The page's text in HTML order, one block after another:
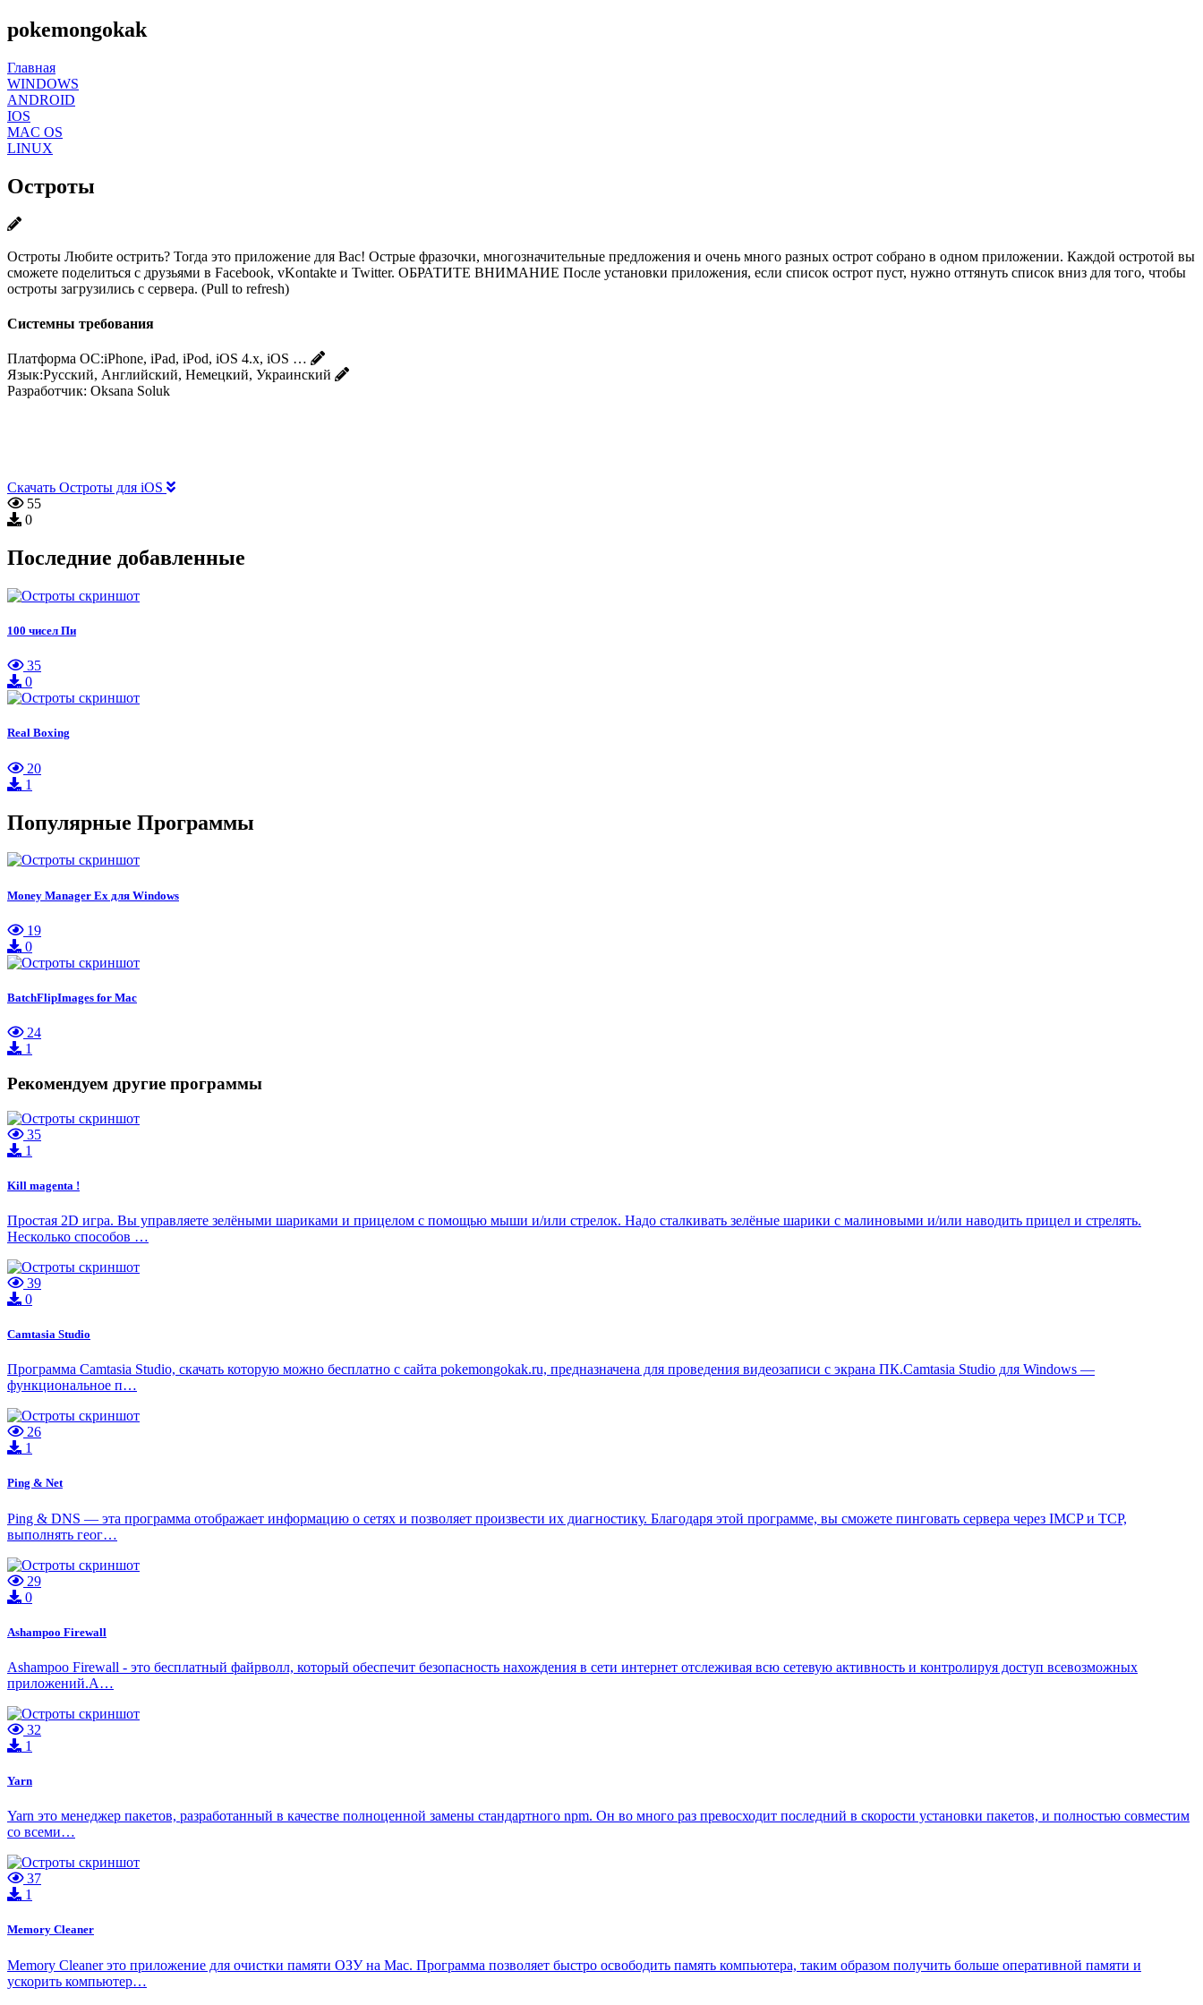
pokemongokak
Главная
WINDOWS
ANDROID
IOS
MAC OS
LINUX
Остроты
Остроты Любите острить? Тогда это приложение для Вас! Острые фразочки, многозначительные предложения и очень много разных острот собрано в одном приложении. Каждой остротой вы
сможете поделиться с друзьями в Facebook, vKontakte и Twitter. ОБРАТИТЕ ВНИМАНИЕ После установки приложения, если список острот пуст, нужно оттянуть список вниз для того, чтобы
остроты загрузились с сервера. (Pull to refresh)
Системны требования
Платформа ОС:iPhone, iPad, iPod, iOS 4.x, iOS …
Язык:Русский, Английский, Немецкий, Украинский
Разработчик: Oksana Soluk
Скачать Остроты для iOS
55
0
Последние добавленные
100 чисел Пи
35
0
Real Boxing
20
1
Популярные Программы
Money Manager Ex для Windows
19
0
BatchFlipImages for Mac
24
1
Рекомендуем другие программы
35
1
Kill magenta !
Простая 2D игра. Вы управляете зелёными шариками и прицелом с помощью мыши и/или стрелок. Надо сталкивать зелёные шарики с малиновыми и/или наводить прицел и стрелять.
Несколько способов …
39
0
Camtasia Studio
Программа Camtasia Studio, скачать которую можно бесплатно с сайта pokemongokak.ru, предназначена для проведения видеозаписи с экрана ПК.Camtasia Studio для Windows —
функциональное п…
26
1
Ping & Net
Ping & DNS — эта программа отображает информацию о сетях и позволяет произвести их диагностику. Благодаря этой программе, вы сможете пинговать сервера через IMCP и TCP,
выполнять геог…
29
0
Ashampoo Firewall
Ashampoo Firewall - это бесплатный файрволл, который обеспечит безопасность нахождения в сети интернет отслеживая всю сетевую активность и контролируя доступ всевозможных
приложений.A…
32
1
Yarn
Yarn это менеджер пакетов, разработанный в качестве полноценной замены стандартного npm. Он во много раз превосходит последний в скорости установки пакетов, и полностью совместим
со всеми…
37
1
Memory Cleaner
Memory Cleaner это приложение для очистки памяти ОЗУ на Mac. Программа позволяет быстро освободить память компьютера, таким образом получить больше оперативной памяти и
ускорить компьютер…